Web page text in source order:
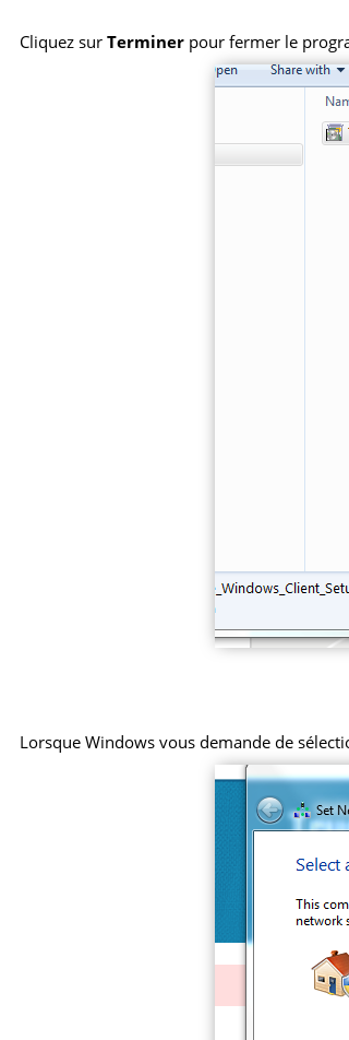
Cliquez surTerminer pour fermer le
Lorsque Windows vous demande de